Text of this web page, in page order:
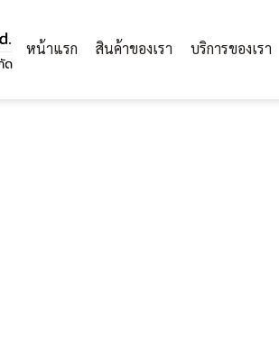
หน้าแรก สินค้าของเรา บริการของเรา